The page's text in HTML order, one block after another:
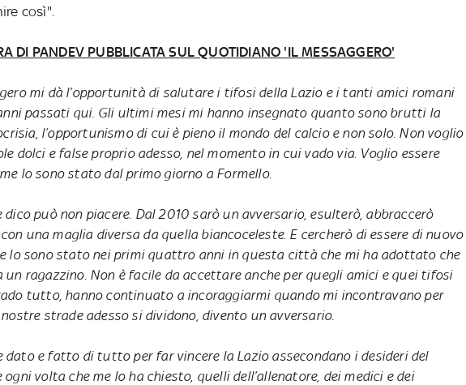
così".
DI PANDEV PUBBLICATA SUL QUOTIDIANO 'IL MESSAGGERO'
mi dà l’opportunità di salutare i tifosi della Lazio e i tanti amici romani
passati qui. Gli ultimi mesi mi hanno insegnato quanto sono brutti la
l’opportunismo di cui è pieno il mondo del calcio e non solo. Non voglio
dolci e false proprio adesso, nel momento in cui vado via. Voglio essere
lo sono stato dal primo giorno a Formello.
dico può non piacere. Dal 2010 sarò un avversario, esulterò, abbraccerò
una maglia diversa da quella biancoceleste. E cercherò di essere di nuovo
lo sono stato nei primi quattro anni in questa città che mi ha adottato che
un ragazzino. Non è facile da accettare anche per quegli amici e quei tifosi
tutto, hanno continuato a incoraggiarmi quando mi incontravano per
strade adesso si dividono, divento un avversario.
dato e fatto di tutto per far vincere la Lazio assecondano i desideri del
ogni volta che me lo ha chiesto, quelli dell’allenatore, dei medici e dei